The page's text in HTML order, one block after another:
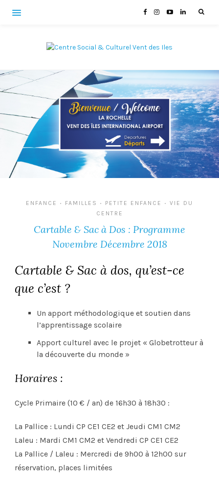
ENFANCE • FAMILLES • PETITE ENFANCE •
VIE DU
CENTRE
Cartable & Sac à Dos : Programme
Novembre Décembre 2018
Cartable & Sac à dos, qu’est-ce
que c’est ?
Un apport méthodologique et soutien dans
l’apprentissage scolaire
Apport culturel avec le projet « Globetrotteur à
la découverte du monde »
Horaires :
Cycle Primaire (10 € / an) de 16h30 à 18h30 :
La Pallice : Lundi CP CE1 CE2 et Jeudi CM1 CM2
Laleu : Mardi CM1 CM2 et Vendredi CP CE1 CE2
La Pallice / Laleu : Mercredi de 9h00 à 12h00 sur
réservation, places limitées